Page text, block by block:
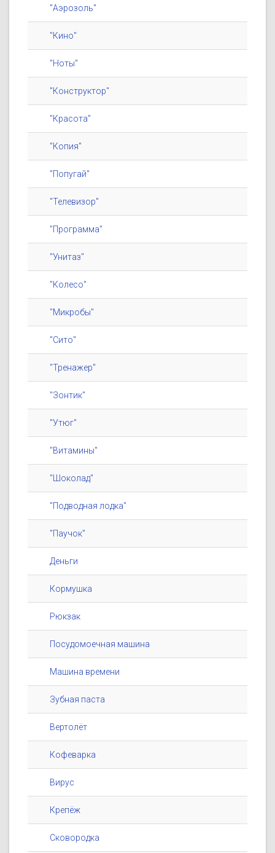
"Аэрозоль"
"Кино"
"Ноты"
"Конструктор"
"Красота"
"Копия"
"Попугай"
"Телевизор"
"Программа"
"Унитаз"
"Колесо"
"Микробы"
"Сито"
"Тренажер"
"Зонтик"
"Утюг"
"Витамины"
"Шоколад"
"Подводная лодка"
"Паучок"
Деньги
Кормушка
Рюкзак
Посудомоечная машина
Машина времени
Зубная паста
Вертолёт
Кофеварка
Вирус
Крепёж
Сковородка